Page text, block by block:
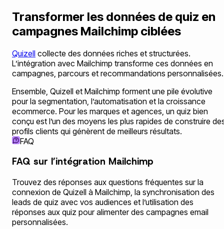
Transformer les données de quiz en
campagnes Mailchimp ciblées
Quizell collecte des données riches et structurées.
L’intégration avec Mailchimp transforme ces données en
campagnes, parcours et recommandations personnalisées.
Ensemble, Quizell et Mailchimp forment une pile évolutive
pour la segmentation, l’automatisation et la croissance
ecommerce. Pour les marques et agences, un quiz bien
conçu est l’un des moyens les plus rapides de construire
profils clients qui génèrent de meilleurs résultats.
FAQ
FAQ sur l’intégration Mailchimp
Trouvez des réponses aux questions fréquentes sur la
connexion de Quizell à Mailchimp, la synchronisation des
leads de quiz avec vos audiences et l’utilisation des
réponses aux quiz pour alimenter des campagnes email
personnalisées.